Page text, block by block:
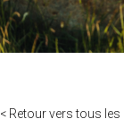
< Retour vers tous